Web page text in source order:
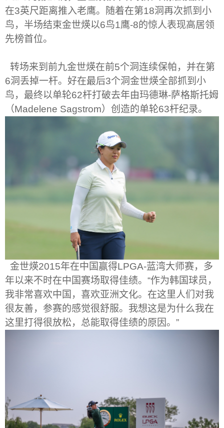
在3英尺距离推入老鹰。随着在第18洞再次抓到小
鸟，半场结束金世煐以6鸟1鹰-8的惊人表现高居领
先榜首位。
转场来到前九金世煐在前5个洞连续保帕，并在第
6洞丢掉一杆。好在最后3个洞金世煐全部抓到小
鸟，最终以单轮62杆打破去年由玛德琳-萨格斯托姆
（Madelene Sagstrom）创造的单轮63杆纪录。
金世煐2015年在中国赢得LPGA-蓝湾大师赛，多
年以来不时在中国赛场取得佳绩。 “作为韩国球员，
我非常喜欢中国，喜欢亚洲文化。在这里人们对我
很友善，参赛的感觉很舒服。我想这是为什么我在
这里打得很放松，总能取得佳绩的原因。 ”